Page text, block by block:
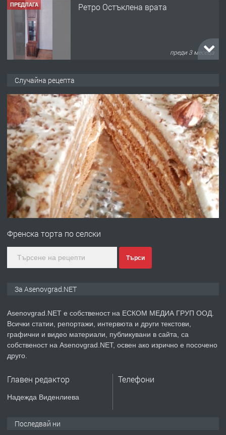
ПРЕДЛАГА Ретро Остъклена врата
преди 3 месеца
преди 10 месеца
ПРЕДЛАГА
Професионална броячна машина -
със сертификат от ЕЦБ
преди 1 година
ПРЕДЛАГА
Професионална зеленчукорезачка
преди 2 години
ПРЕДЛАГА
Давам индивидуалани уроци по
Случайна рецепта
Френска торта по селски
Търси
За Asenovgrad.NET
Asenovgrad.NET е собственост на ЕСКОМ МЕДИА ГРУП ООД.
Всички статии, репортажи, интервюта и други текстови,
графични и видео материали, публикувани в сайта, са
собственост на Asenovgrad.NET, освен ако изрично е посочено
друго.
Главен редактор
Надежда Виденлиева
Телефони
Последвай ни